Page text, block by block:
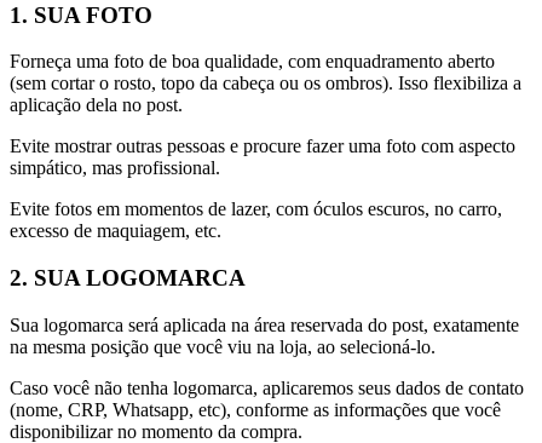
1. SUA FOTO
Forneça uma foto de boa qualidade, com enquadramento aberto
(sem cortar o rosto, topo da cabeça ou os ombros). Isso flexibiliza a
aplicação dela no post.
Evite mostrar outras pessoas e procure fazer uma foto com aspecto
simpático, mas profissional.
Evite fotos em momentos de lazer, com óculos escuros, no carro,
excesso de maquiagem, etc.
2. SUA LOGOMARCA
Sua logomarca será aplicada na área reservada do post, exatamente
na mesma posição que você viu na loja, ao selecioná-lo.
Caso você não tenha logomarca, aplicaremos seus dados de contato
(nome, CRP, Whatsapp, etc), conforme as informações que você
disponibilizar no momento da compra.